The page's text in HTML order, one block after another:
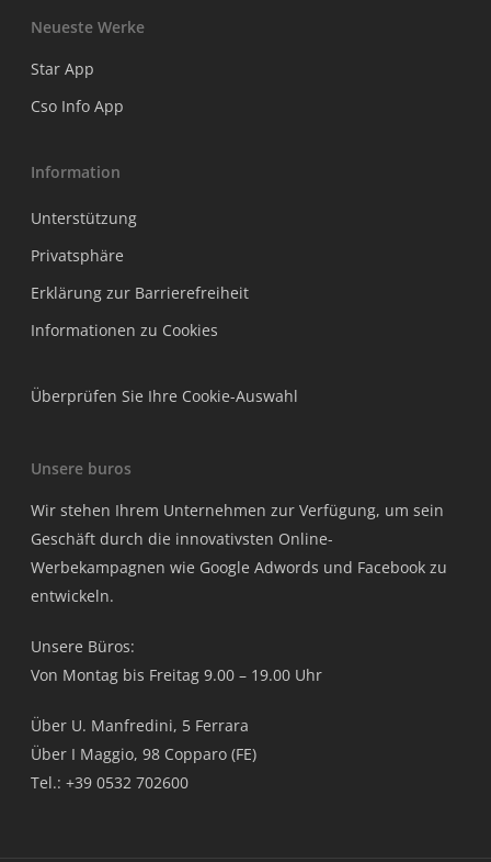
Neueste Werke
Star App
Cso Info App
Information
Unterstützung
Privatsphäre
Erklärung zur Barrierefreiheit
Informationen zu Cookies
Überprüfen Sie Ihre Cookie-Auswahl
Unsere buros
Wir stehen Ihrem Unternehmen zur Verfügung, um sein
Geschäft durch die innovativsten Online-
Werbekampagnen wie Google Adwords und Facebook zu
entwickeln.
Unsere Büros:
Von Montag bis Freitag 9.00 – 19.00 Uhr
Über U. Manfredini, 5 Ferrara
Über I Maggio, 98 Copparo (FE)
Tel.: +39 0532 702600